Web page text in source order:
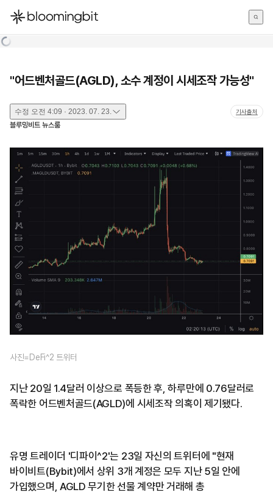
한국어
"어드벤처골드(AGLD), 소수 계정이 시세조작 가능성"
수정 오전 4:09 · 2023. 07. 23. 기사출처
블루밍비트 뉴스룸
사진=DeFi^2 트위터
지난 20일 1.4달러 이상으로 폭등한 후, 하루만에 0.76달러로
폭락한 어드벤처골드(AGLD)에 시세조작 의혹이 제기됐다.
유명 트레이더 '디파이^2'는 23일 자신의 트위터에 "현재
바이비트(Bybit)에서 상위 3개 계정은 모두 지난 5일 안에
가입했으며, AGLD 무기한 선물 계약만 거래해 총